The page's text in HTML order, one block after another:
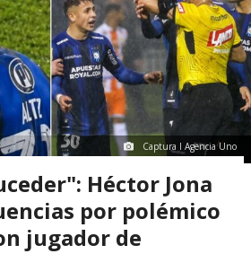
Captura I Agencia Uno
Héctor Jona
por polémico
jugador de